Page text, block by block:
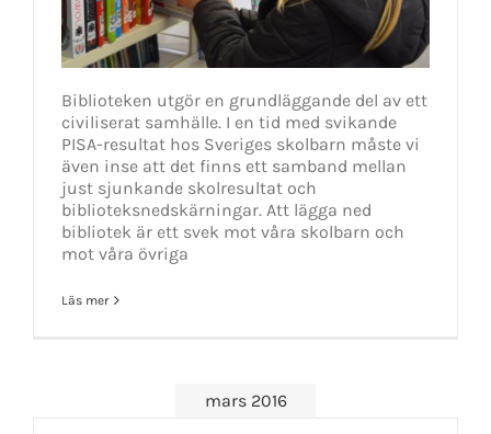
Biblioteken utgör en grundläggande del av ett
civiliserat samhälle. I en tid med svikande
PISA-resultat hos Sveriges skolbarn måste vi
även inse att det finns ett samband mellan
just sjunkande skolresultat och
biblioteksnedskärningar. Att lägga ned
bibliotek är ett svek mot våra skolbarn och
mot våra övriga
Läs mer
mars 2016